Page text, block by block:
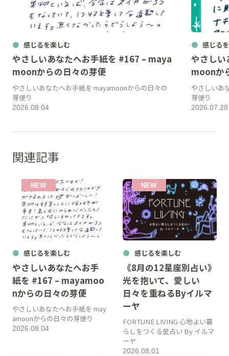
感じるを楽しむ
やさしいあなたへお手紙を #167 – maya
moonからの日々の芽便
2026.08.04
やさしいあなたへお手紙を mayamoonからの日々の
芽便り
感じる
やさし
moonか
2026.07.28
やさしいあ
芽便り
関連記事
感じるを楽しむ
やさしいあなたへお手
紙を #167 – mayamoo
nからの日々の芽便
2026.08.04
やさしいあなたへお手紙を may
amoonからの日々の芽便り
感じるを楽しむ
《8月の12星座別占い》
光を抱いて、愛しい
日々を重ねるByイルマ
ーヤ
2026.08.01
FORTUNE LIVING 心地よい暮
らしをつくる星占い By イルマ
ーヤ